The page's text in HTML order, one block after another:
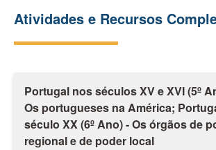
Atividades e Recursos
Portugal nos séculos XV e XVI (5º
Os portugueses na América;
século XX (6º Ano) - Os órgãos de
regional e de poder local